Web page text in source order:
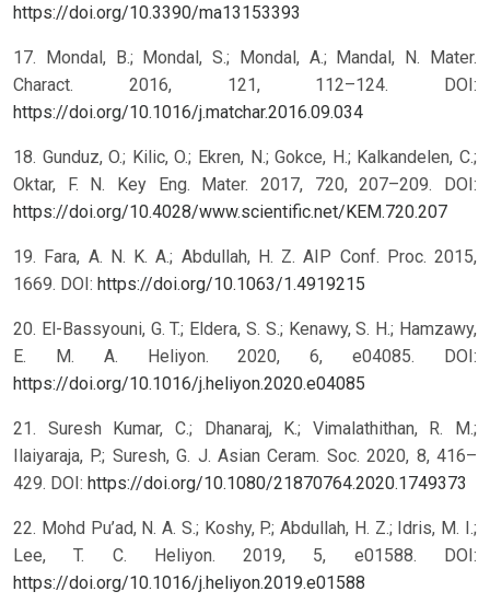
https://doi.org/10.3390/ma13153393
17. Mondal, B.; Mondal, S.; Mondal, A.; Mandal, N. Mater.
Charact. 2016, 121, 112–124. DOI:
https://doi.org/10.1016/j.matchar.2016.09.034
18. Gunduz, O.; Kilic, O.; Ekren, N.; Gokce, H.; Kalkandelen, C.;
Oktar, F. N. Key Eng. Mater. 2017, 720, 207–209. DOI:
https://doi.org/10.4028/www.scientific.net/KEM.720.207
19. Fara, A. N. K. A.; Abdullah, H. Z. AIP Conf. Proc. 2015,
1669. DOI: https://doi.org/10.1063/1.4919215
20. El-Bassyouni, G. T.; Eldera, S. S.; Kenawy, S. H.; Hamzawy,
E. M. A. Heliyon. 2020, 6, e04085. DOI:
https://doi.org/10.1016/j.heliyon.2020.e04085
21. Suresh Kumar, C.; Dhanaraj, K.; Vimalathithan, R. M.;
Ilaiyaraja, P.; Suresh, G. J. Asian Ceram. Soc. 2020, 8, 416–
429. DOI: https://doi.org/10.1080/21870764.2020.1749373
22. Mohd Pu’ad, N. A. S.; Koshy, P.; Abdullah, H. Z.; Idris, M. I.;
Lee, T. C. Heliyon. 2019, 5, e01588. DOI:
https://doi.org/10.1016/j.heliyon.2019.e01588